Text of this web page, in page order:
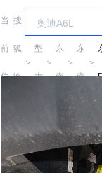
当
前
位
搜
狐
汽
＞
车
型
大
＞
东
南
＞
东
南
＞